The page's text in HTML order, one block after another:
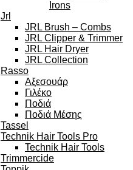
Irons
Jrl
JRL Brush – Combs
JRL Clipper & Trimmer
JRL Hair Dryer
JRL Collection
Rasso
Αξεσουάρ
Γιλέκο
Ποδιά
Ποδιά Μέσης
Tassel
Technik Hair Tools Pro
Technik Hair Tools
Trimmercide